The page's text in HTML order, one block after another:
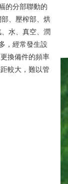
的分部聯動的
、壓榨部、烘
水、真空、潤
經常發生設
換備件的頻率
較大，難以管